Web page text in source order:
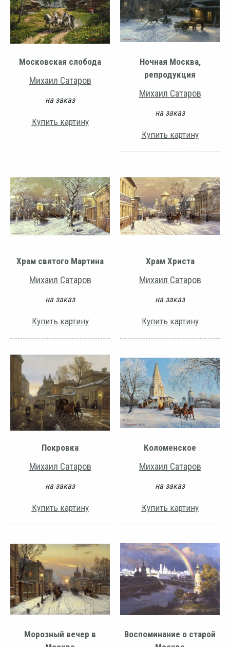
Московская слобода
Михаил Сатаров
на заказ
Купить картину
Ночная Москва,
репродукция
Михаил Сатаров
на заказ
Купить картину
Храм святого Мартина
Михаил Сатаров
на заказ
Купить картину
Храм Христа
Михаил Сатаров
на заказ
Купить картину
Покровка
Михаил Сатаров
на заказ
Купить картину
Коломенское
Михаил Сатаров
на заказ
Купить картину
Морозный вечер в
Воспоминание о старой